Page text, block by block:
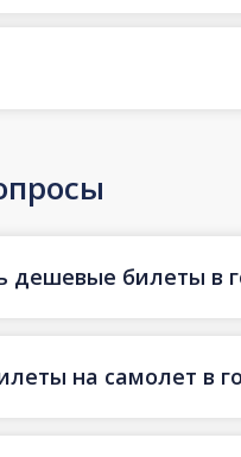
дешевые билеты в
на самолет в